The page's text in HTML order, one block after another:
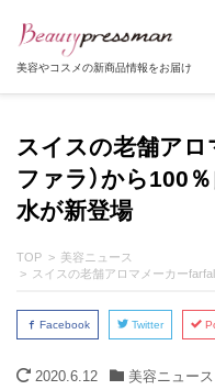
美容やコスメの新商品情報をお届け
スイスの老舗アロ
ファラ）から100
水が新登場
TOP
美容ニュース
スイスの老舗アロマメーカーfarfalla（フ
Facebook Twitter
2020.6.12 美容ニュース